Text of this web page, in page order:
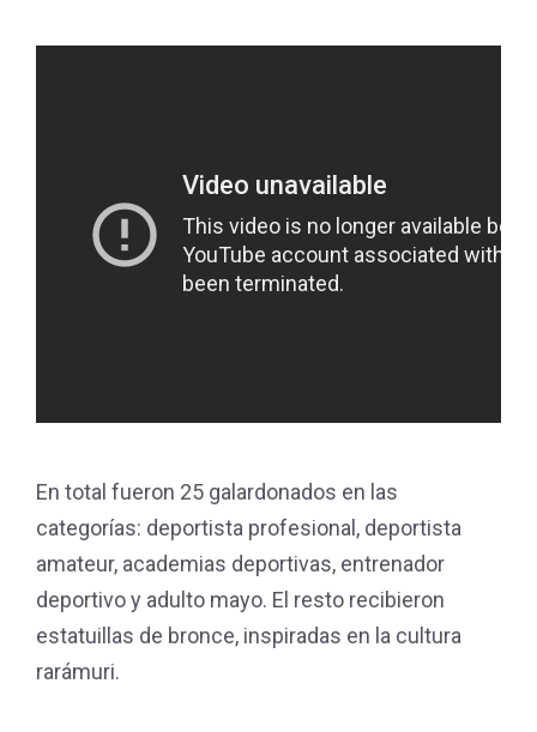
En total fueron 25 galardonados en las
categorías: deportista profesional, deportista
amateur, academias deportivas, entrenador
deportivo y adulto mayo. El resto recibieron
estatuillas de bronce, inspiradas en la cultura
rarámuri.